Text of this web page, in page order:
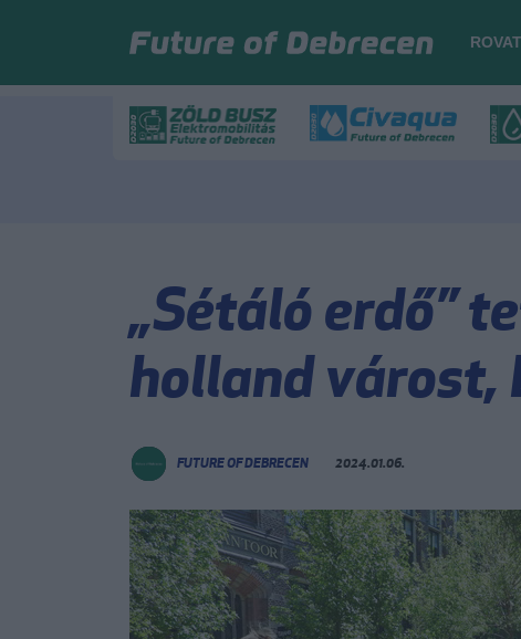
„Sétáló erdő”
holland várost,
FUTURE OF DEBRECEN 2024.01.06.